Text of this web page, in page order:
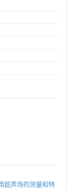
超声场的测量和特